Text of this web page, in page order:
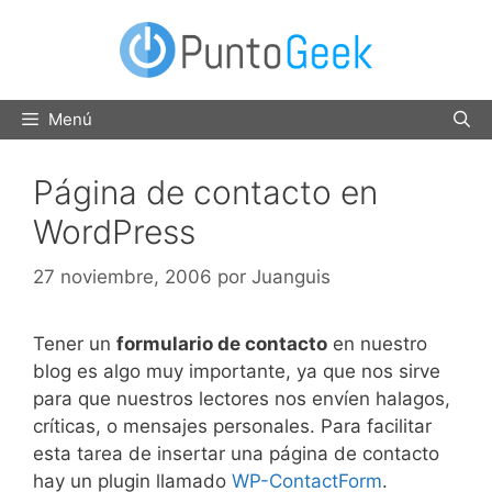
Menú
Página de contacto en
WordPress
27 noviembre, 2006 por Juanguis
Tener un formulario de contacto en nuestro
blog es algo muy importante, ya que nos sirve
para que nuestros lectores nos envíen halagos,
críticas, o mensajes personales. Para facilitar
esta tarea de insertar una página de contacto
hay un plugin llamado WP-ContactForm.